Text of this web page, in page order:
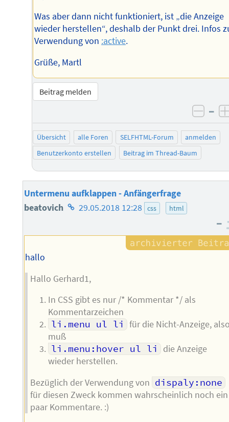
Was aber dann nicht funktioniert, ist „die Anzeige
wieder herstellen“, deshalb der Punkt drei. Infos
Verwendung von :active.
Grüße, Martl
Beitrag melden
–
Übersicht alle Foren SELFHTML-Forum
anmelden
Benutzerkonto erstellen
Beitrag im Thread-Baum
Untermenu aufklappen - Anfängerfrage
beatovich Homepage
Autors
29.05.2018 12:28 css html
–
hallo
Hallo Gerhard1,
In CSS gibt es nur /* Kommentar */ als
Kommentarzeichen
li.menu ul li für die Nicht-Anzeige,
muß
li.menu:hover ul li
die Anzeige
wieder herstellen.
Bezüglich der Verwendung von dispaly:none
für diesen Zweck kommen wahrscheinlich noch ein
paar Kommentare. :)